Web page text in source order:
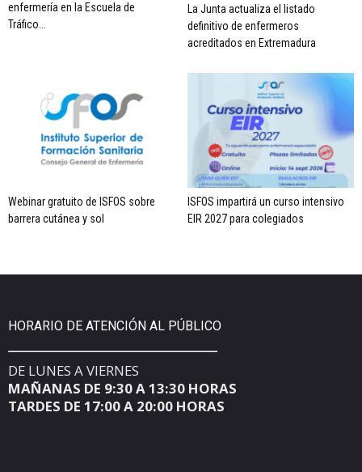
enfermería en la Escuela de
Tráfico...
La Junta actualiza el listado
definitivo de enfermeros
acreditados en Extremadura
Webinar gratuito de ISFOS sobre
barrera cutánea y sol
ISFOS impartirá un curso intensivo
EIR 2027 para colegiados
HORARIO DE ATENCIÓN AL PÚBLICO
DE LUNES A VIERNES
MAÑANAS DE 9:30 A 13:30 HORAS
TARDES DE 17:00 A 20:00 HORAS